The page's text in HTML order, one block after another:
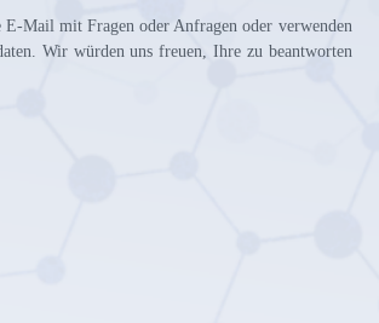
E-Mail mit Fragen oder Anfragen oder verwenden
Wir würden uns freuen, Ihre zu beantworten